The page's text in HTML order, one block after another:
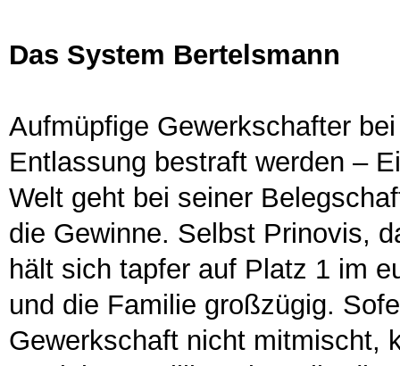
Das System Bertelsmann
Aufmüpfige Gewerkschafter
Entlassung bestraft werden –
Welt geht bei seiner
die Gewinne. Selbst Prinovis,
hält sich tapfer auf Platz 1 im
und die Familie großzügig.
Gewerkschaft nicht mitmischt,